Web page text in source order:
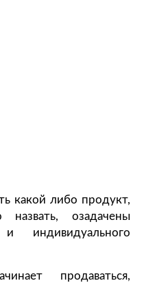
какой либо продукт,
озадачены
индивидуального
продаваться,